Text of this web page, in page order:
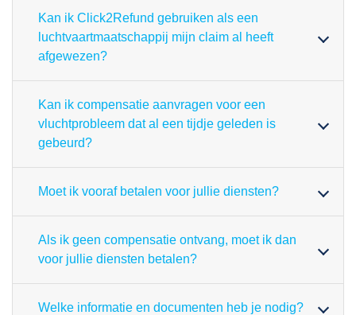
Kan ik Click2Refund gebruiken als een
luchtvaartmaatschappij mijn claim al heeft
afgewezen?
Kan ik compensatie aanvragen voor een
vluchtprobleem dat al een tijdje geleden is
gebeurd?
Moet ik vooraf betalen voor jullie diensten?
Als ik geen compensatie ontvang, moet ik dan
voor jullie diensten betalen?
Welke informatie en documenten heb je nodig?